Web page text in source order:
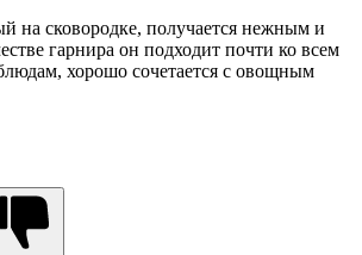
на сковородке, получается нежным и
гарнира он подходит почти ко всем
хорошо сочетается с овощным